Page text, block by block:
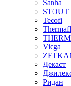
Sanha
STOUT
Tecofi
Viega
Декаст
Ридан